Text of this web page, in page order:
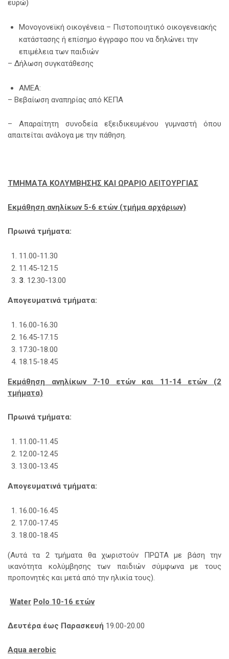
ευρώ)
Μονογονεϊκή οικογένεια – Πιστοποιητικό οικογενειακής
κατάστασης ή επίσημο έγγραφο που να δηλώνει την
επιμέλεια των παιδιών
– Δήλωση συγκατάθεσης
ΑΜΕΑ:
– Βεβαίωση αναπηρίας από ΚΕΠΑ
– Απαραίτητη συνοδεία εξειδικευμένου γυμναστή όπου
απαιτείται ανάλογα με την πάθηση.
ΤΜΗΜΑΤΑ ΚΟΛΥΜΒΗΣΗΣ ΚΑΙ ΩΡΑΡΙΟ ΛΕΙΤΟΥΡΓΙΑΣ
Εκμάθηση ανηλίκων 5-6 ετών (τμήμα αρχάριων)
Πρωινά τμήματα:
11.00-11.30
11.45-12.15
3. 12.30-13.00
Απογευματινά τμήματα:
16.00-16.30
16.45-17.15
17.30-18.00
18.15-18.45
Εκμάθηση ανηλίκων 7-10 ετών και 11-14 ετών (2
τμήματα)
Πρωινά τμήματα:
11.00-11.45
12.00-12.45
13.00-13.45
Απογευματινά τμήματα:
16.00-16.45
17.00-17.45
18.00-18.45
(Αυτά τα 2 τμήματα θα χωριστούν ΠΡΩΤΑ με βάση την
ικανότητα κολύμβησης των παιδιών σύμφωνα με τους
προπονητές και μετά από την ηλικία τους).
Water Polo 10-16 ετών
Δευτέρα έως Παρασκευή 19.00-20.00
Aqua aerobic